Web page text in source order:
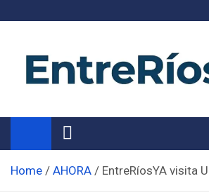
Noticias de Entre
Información de toda la provincia ahora
Home AHORA EntreRíosYA visita